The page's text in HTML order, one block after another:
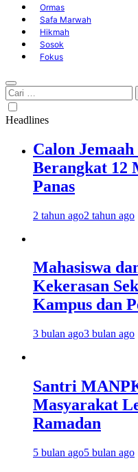
Ormas
Safa Marwah
Hikmah
Sosok
Fokus
Cari
untuk:
Headlines
Calon
Berangkat 12
Panas
2 tahun ago2 tahun ago
Mahasiswa
Kekerasan
Kampus dan
3 bulan ago3 bulan ago
Santri
Masyarakat
Ramadan
5 bulan ago5 bulan ago